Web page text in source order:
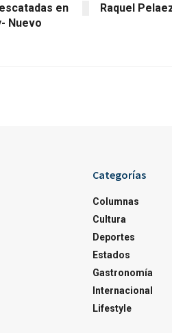
en
Nuevo
Raquel
Categorías
Columnas
Cultura
Deportes
Estados
Gastronomía
Internacional
Lifestyle